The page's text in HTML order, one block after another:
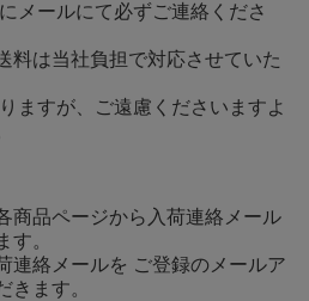
メールにて必ずご連絡くださ
料は当社負担で対応させていた
ますが、ご遠慮くださいますよ
商品ページから入荷連絡メール
す。
連絡メールを ご登録のメールア
きます。